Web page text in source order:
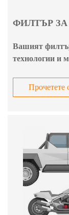
ФИЛТЪР
Вашият
технологии и
Прочетете